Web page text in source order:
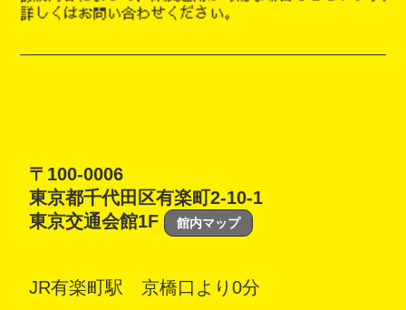
〒100-0006
東京都千代田区有楽町2-10-1
東京交通会館1F
館内マップ
JR有楽町駅 京橋口より0分